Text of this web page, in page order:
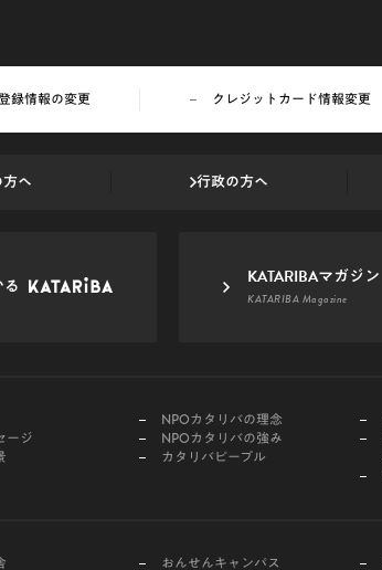
録情報の変更 クレジットカード情報変更
へ 行政の方へ
KATARIBAマガジン
KATARIBA Magazine
ージ
NPOカタリバの理念
NPOカタリバの強み
カタリバピープル
おんせんキャンパス